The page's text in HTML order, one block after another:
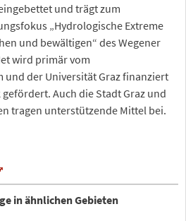
und trägt zum
„Hydrologische Extreme
und bewältigen“ des Wegener
wird primär vom
und der Universität Graz finanziert
Auch die Stadt Graz und
tragen unterstützende Mittel bei.
in ähnlichen Gebieten